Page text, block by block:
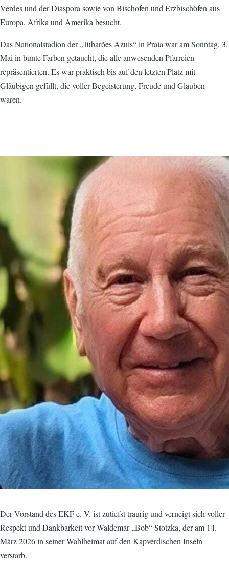
Verdes und der Diaspora sowie von Bischöfen und Erzbischöfen aus
Europa, Afrika und Amerika besucht.
Das Nationalstadion der „Tubarões Azuis“ in Praia war am Sonntag, 3.
Mai in bunte Farben getaucht, die alle anwesenden Pfarreien
repräsentierten. Es war praktisch bis auf den letzten Platz mit
Gläubigen gefüllt, die voller Begeisterung, Freude und Glauben
waren.
Der Vorstand des EKF e. V. ist zutiefst traurig und verneigt sich voller
Respekt und Dankbarkeit vor Waldemar „Bob“ Stotzka, der am 14.
März 2026 in seiner Wahlheimat auf den Kapverdischen Inseln
verstarb.